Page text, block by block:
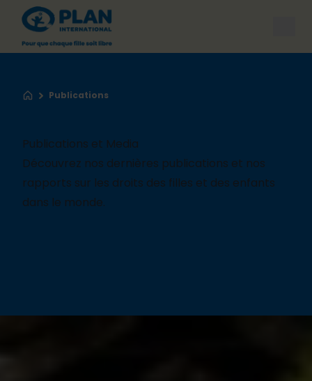
AccueilPublications
Publications et Media
Découvrez nos dernières publications et nos
rapports sur les droits des filles et des enfants
dans le monde.